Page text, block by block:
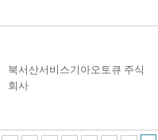
북서산서비스기아오토큐 주식
회사